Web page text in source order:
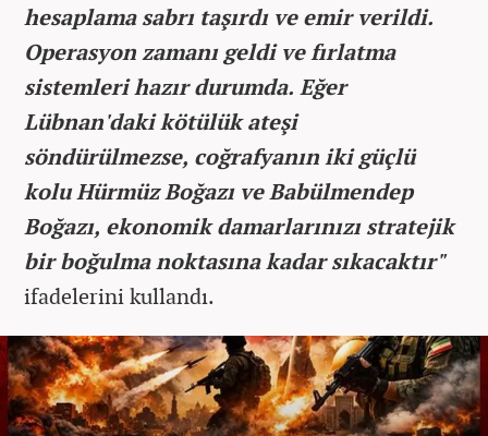
hesaplama sabrı taşırdı ve emir verildi.
Operasyon zamanı geldi ve fırlatma
sistemleri hazır durumda. Eğer
Lübnan'daki kötülük ateşi
söndürülmezse, coğrafyanın iki güçlü
kolu Hürmüz Boğazı ve Babülmendep
Boğazı, ekonomik damarlarınızı stratejik
bir boğulma noktasına kadar sıkacaktır"
ifadelerini kullandı.